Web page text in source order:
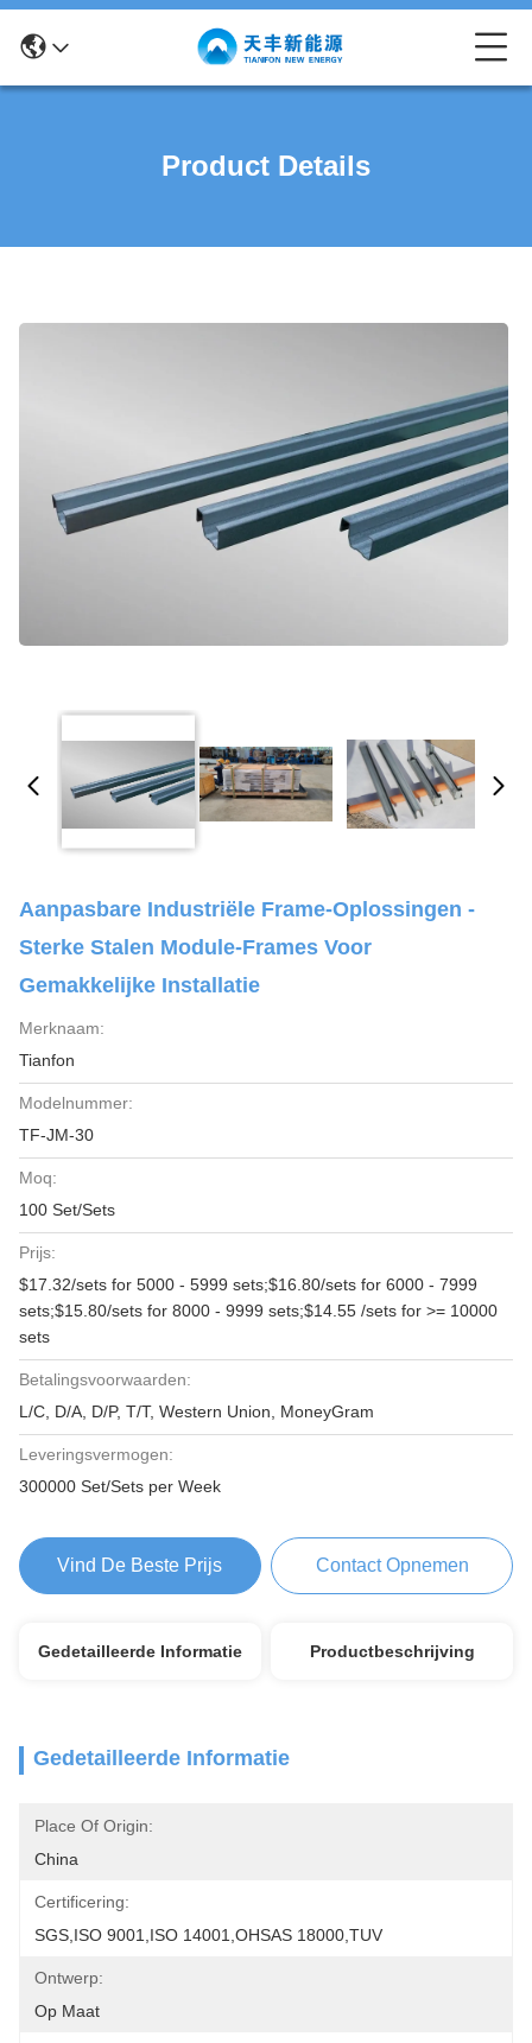
Product Details
Aanpasbare Industriële Frame-Oplossingen -
Sterke Stalen Module-Frames Voor
Gemakkelijke Installatie
Merknaam:
Tianfon
Modelnummer:
TF-JM-30
Moq:
100 Set/Sets
Prijs:
$17.32/sets for 5000 - 5999 sets;$16.80/sets for 6000 - 7999
sets;$15.80/sets for 8000 - 9999 sets;$14.55 /sets for >= 10000
sets
Betalingsvoorwaarden:
L/C, D/A, D/P, T/T, Western Union, MoneyGram
Leveringsvermogen:
300000 Set/Sets per Week
Vind De Beste Prijs Contact Opnemen
Gedetailleerde Informatie Productbeschrijving
Gedetailleerde Informatie
Place Of Origin:
China
Certificering:
SGS,ISO 9001,ISO 14001,OHSAS 18000,TUV
Ontwerp:
Op Maat